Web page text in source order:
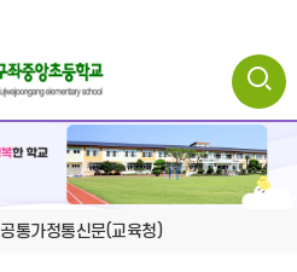
공통가정통신문(교육청)